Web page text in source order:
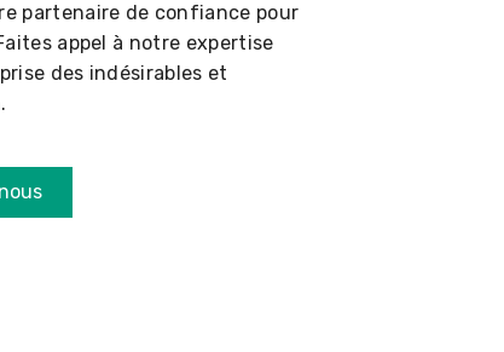
partenaire de confiance pour
appel à notre expertise
des indésirables et